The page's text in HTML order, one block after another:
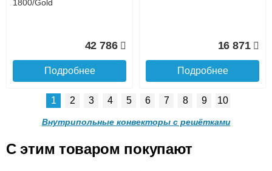
Подробнее
Конвектор ITT.080.200.900 с
решеткой GRILL.SGW-20-
900 венге
Конвектор ITT.080.200.800 с
решеткой GRILL.SGW-20-
800 венге
1800/Gold
42 786
Подробнее
16 871
Подробнее
1 2 3 4 5 6 7 8 9 10
Внутрипольные конвекторы с решётками
C этим товаром покупают